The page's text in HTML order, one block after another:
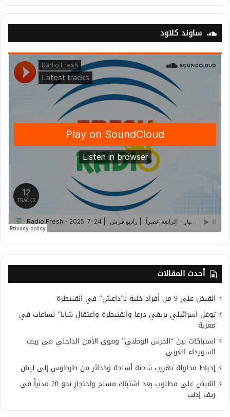
ساوند كلاود
أحدث المقالات
القبض على 9 من أفراد خلية لـ”داعش” في القنيطرة
توغل اسرائيلي بريفي درعا والقنيطرة واعتقال شابا” لساعات في
معرية
اشتباكات بين “الحرس الوطني” وقوى الأمن الداخلي في ريف
السويداء الغربي
إحباط محاولة تهريب شحنة أسلحة وذخائر من طرطوس إلى لبنان
القبض على مطلوب بعد اشتباك مسلح واحتجاز نحو 20 مدنياً في
ريف إدلب